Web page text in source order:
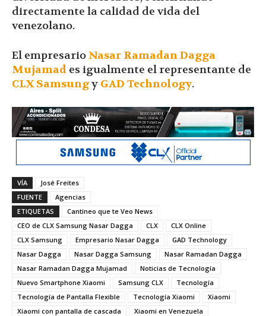
directamente la calidad de vida del
venezolano.
El empresario Nasar Ramadan Dagga
Mujamad es igualmente el representante de
CLX Samsungy GAD Technology.
VÍA
José Freites
FUENTE
Agencias
ETIQUETAS
Cantineo que te Veo News
CEO de CLX Samsung Nasar Dagga
CLX
CLX Online
CLX Samsung
Empresario Nasar Dagga
GAD Technology
Nasar Dagga
Nasar Dagga Samsung
Nasar Ramadan Dagga
Nasar Ramadan Dagga Mujamad
Noticias de Tecnología
Nuevo Smartphone Xiaomi
Samsung CLX
Tecnología
Tecnología de Pantalla Flexible
Tecnología Xiaomi
Xiaomi
Xiaomi con pantalla de cascada
Xiaomi en Venezuela